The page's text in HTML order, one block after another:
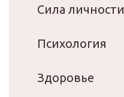
Сила личности
Психология
Здоровье